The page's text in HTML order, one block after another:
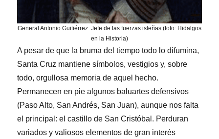
General Antonio Guitiérrez. Jefe de las fuerzas isleñas (foto: Hidalgos
en la Historia)
A pesar de que la bruma del tiempo todo lo difumina,
Santa Cruz mantiene símbolos, vestigios y, sobre
todo, orgullosa memoria de aquel hecho.
Permanecen en pie algunos baluartes defensivos
(Paso Alto, San Andrés, San Juan), aunque nos falta
el principal: el castillo de San Cristóbal. Perduran
variados y valiosos elementos de gran interés